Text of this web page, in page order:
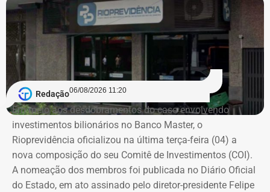
Redação06/08/2026 11:20
Em meio aos desdobramentos do caso envolvendo
investimentos bilionários no Banco Master, o
Rioprevidência oficializou na última terça-feira (04) a
nova composição do seu Comitê de Investimentos (COI).
A nomeação dos membros foi publicada no Diário Oficial
do Estado, em ato assinado pelo diretor-presidente Felipe